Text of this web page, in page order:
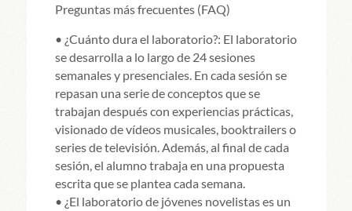
Preguntas más frecuentes (FAQ)
• ¿Cuánto dura el laboratorio?: El laboratorio
se desarrolla a lo largo de 24 sesiones
semanales y presenciales. En cada sesión se
repasan una serie de conceptos que se
trabajan después con experiencias prácticas,
visionado de vídeos musicales, booktrailers o
series de televisión. Además, al final de cada
sesión, el alumno trabaja en una propuesta
escrita que se plantea cada semana.
• ¿El laboratorio de jóvenes novelistas es un